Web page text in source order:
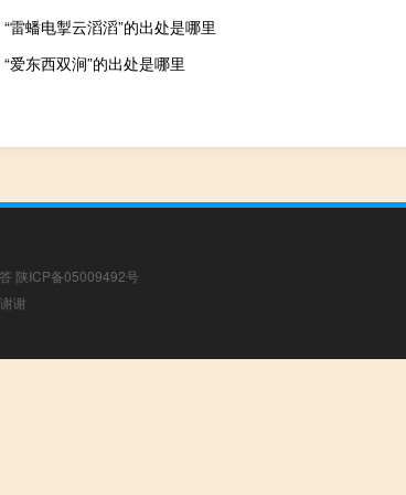
“雷蟠电掣云滔滔”的出处是哪里
“爱东西双涧”的出处是哪里
陕ICP备05009492号
谢